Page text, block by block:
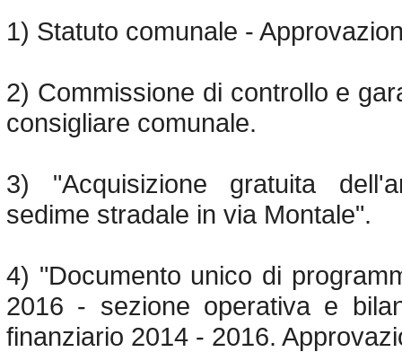
1) Statuto comunale -
2) Commissione di controllo e
consigliare comunale.
3) "Acquisizione gratuita
sedime stradale in via Montale".
4) "Documento unico di
2016 - sezione operativa e
finanziario 2014 - 2016.